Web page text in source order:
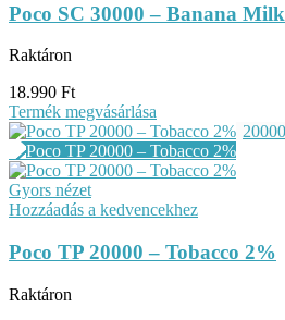
Poco SC 30000 – Banana
Raktáron
18.990 Ft
Termék megvásárlása
Gyors nézet
Hozzáadás a kedvencekhez
Poco TP 20000 – Tobacco 2%
Raktáron